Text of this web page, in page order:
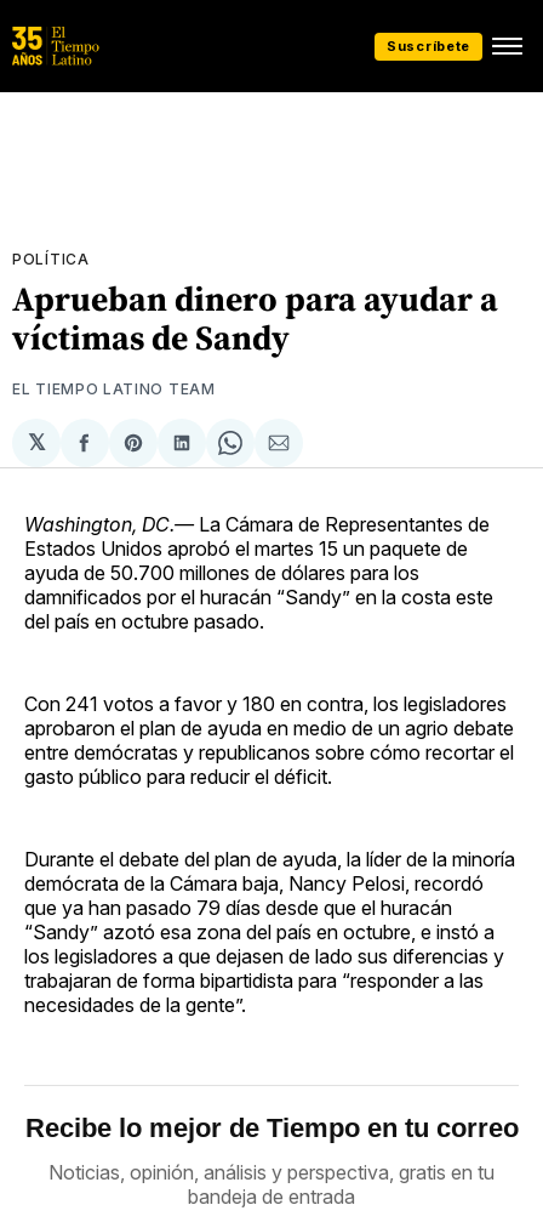
Suscríbete
POLÍTICA
Aprueban dinero para ayudar a
víctimas de Sandy
EL TIEMPO LATINO TEAM
𝕏
Compartir
en
Share
on
Compartir
en
Share
on
Compartir
via
Washington, DC.—La Cámara de Representantes de
Estados Unidos aprobó el martes 15 un paquete de
ayuda de 50.700 millones de dólares para los
damnificados por el huracán “Sandy” en la costa este
del país en octubre pasado.
Con 241 votos a favor y 180 en contra, los legisladores
aprobaron el plan de ayuda en medio de un agrio debate
entre demócratas y republicanos sobre cómo recortar el
gasto público para reducir el déficit.
Durante el debate del plan de ayuda, la líder de la minoría
demócrata de la Cámara baja, Nancy Pelosi, recordó
que ya han pasado 79 días desde que el huracán
“Sandy” azotó esa zona del país en octubre, e instó a
los legisladores a que dejasen de lado sus diferencias y
trabajaran de forma bipartidista para “responder a las
necesidades de la gente”.
Recibe lo mejor de Tiempo en tu correo
Noticias, opinión, análisis y perspectiva, gratis en tu
bandeja de entrada